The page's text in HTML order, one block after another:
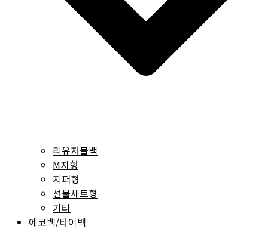
리유저블백
M자형
지퍼형
선물세트형
기타
에코백/타이벡